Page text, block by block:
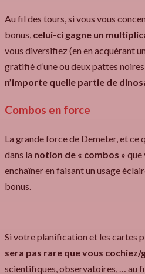
Au fil des tours, si vous vous
bonus, celui-ci gagne un
vous diversifiez (en en acquérant
gratifié d’une ou deux pattes
n’importe quelle partie de
Combos en force
La grande force de Demeter, et
dans la notion de « combos » que
enchaîner en faisant un usage
bonus.
Si votre planification et les cartes
sera pas rare que vous cochiez/
scientifiques, observatoires, … au